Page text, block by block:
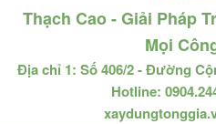
Thạch Cao - Giải Pháp
Mọi
Địa chỉ 1: Số 406/2 - Đường
Hotline: